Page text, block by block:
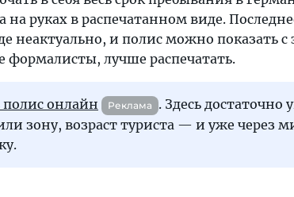
руках в распечатанном виде.
неактуально, и полис можно показать с
лучше распечатать.
полис онлайн Реклама
. Здесь достаточно
зону, возраст туриста — и уже через